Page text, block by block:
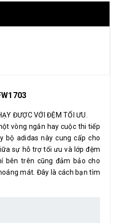
ĐƯỢC VỚI ĐỆM TỐI ƯU.
vòng ngắn hay cuộc thi tiếp
bộ adidas này cung cấp cho
sự hỗ trợ tối ưu và lớp đệm
bên trên cũng đảm bảo cho
mát. Đây là cách bạn tìm